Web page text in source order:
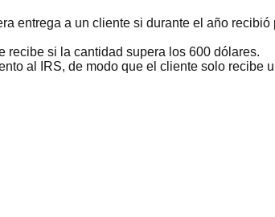
entrega a un cliente si durante el año
recibe si la cantidad supera los 600 dólares.
al IRS, de modo que el cliente solo